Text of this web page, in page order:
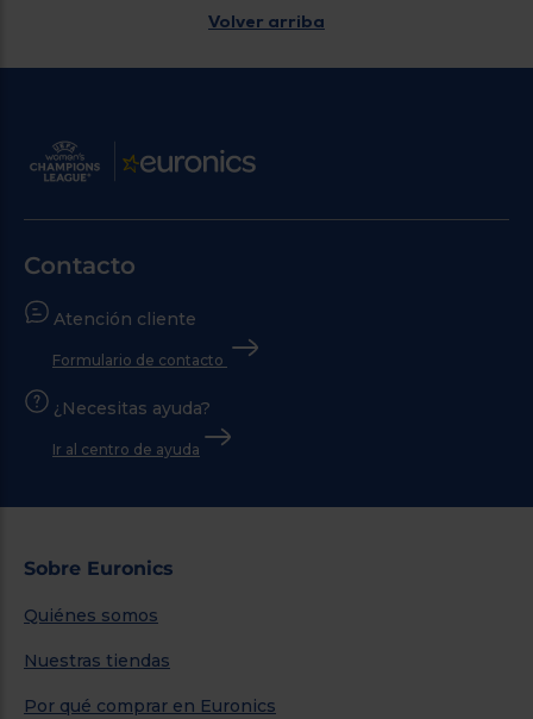
Volver arriba
Contacto
Atención cliente
Formulario de contacto
¿Necesitas ayuda?
Ir al centro de ayuda
Sobre Euronics
Quiénes somos
Nuestras tiendas
Por qué comprar en Euronics